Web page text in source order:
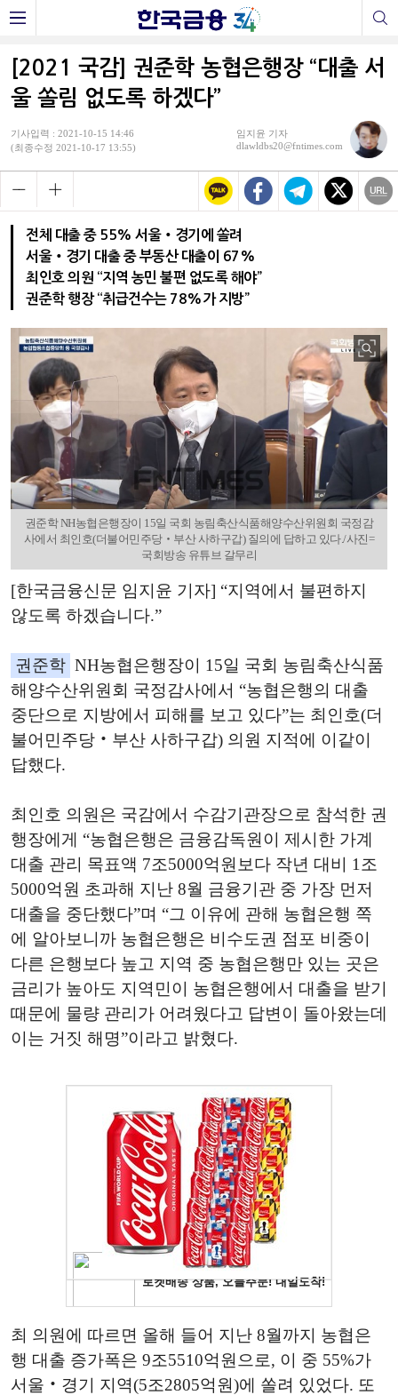
[2021 국감] 권준학 농협은행장 “대출 서
울 쏠림 없도록 하겠다”
기사입력 : 2021-10-15 14:46
(최종수정 2021-10-17 13:55)
임지윤 기자
dlawldbs20@fntimes.com
전체 대출 중 55% 서울‧경기에 쏠려
서울‧경기 대출 중 부동산 대출이 67%
최인호 의원 “지역 농민 불편 없도록 해야”
권준학 행장 “취급건수는 78%가 지방”
권준학 NH농협은행장이 15일 국회 농림축산식품해양수산위원회 국정감
사에서 최인호(더불어민주당‧부산 사하구갑) 질의에 답하고 있다./사진=
국회방송 유튜브 갈무리
[한국금융신문 임지윤 기자] “지역에서 불편하지
않도록 하겠습니다.”
권준학 NH농협은행장이 15일 국회 농림축산식품
해양수산위원회 국정감사에서 “농협은행의 대출
중단으로 지방에서 피해를 보고 있다”는 최인호(더
불어민주당‧부산 사하구갑) 의원 지적에 이같이
답했다.
최인호 의원은 국감에서 수감기관장으로 참석한 권
행장에게 “농협은행은 금융감독원이 제시한 가계
대출 관리 목표액 7조5000억원보다 작년 대비 1조
5000억원 초과해 지난 8월 금융기관 중 가장 먼저
대출을 중단했다”며 “그 이유에 관해 농협은행 쪽
에 알아보니까 농협은행은 비수도권 점포 비중이
다른 은행보다 높고 지역 중 농협은행만 있는 곳은
금리가 높아도 지역민이 농협은행에서 대출을 받기
때문에 물량 관리가 어려웠다고 답변이 돌아왔는데
이는 거짓 해명”이라고 밝혔다.
최 의원에 따르면 올해 들어 지난 8월까지 농협은
행 대출 증가폭은 9조5510억원으로, 이 중 55%가
서울‧경기 지역(5조2805억원)에 쏠려 있었다. 또